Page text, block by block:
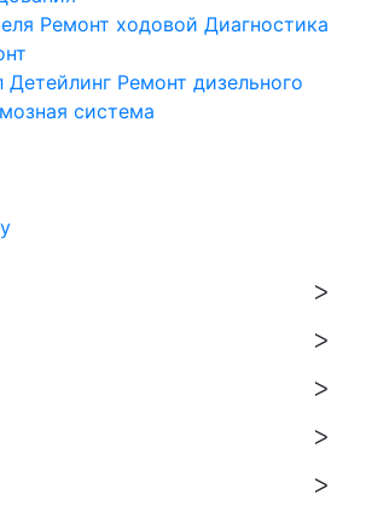
Ремонт ходовой Диагностика
Детейлинг Ремонт дизельного
система